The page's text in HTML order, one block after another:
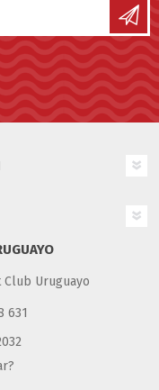
Uruguayo
631